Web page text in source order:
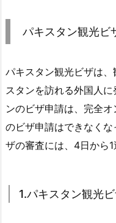
パキスタン観光ビ
パキスタン観光ビザは
スタンを訪れる外国人
ンのビザ申請は、完全
のビザ申請はできなく
ザの審査には、4日から1
1.パキスタン観光